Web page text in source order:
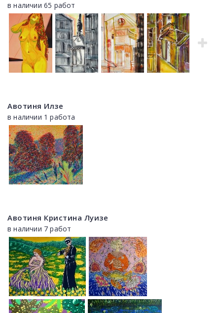
в наличии 65 работ
Авотиня Илзе
в наличии 1 работа
Авотиня Кристина Луизе
в наличии 7 работ